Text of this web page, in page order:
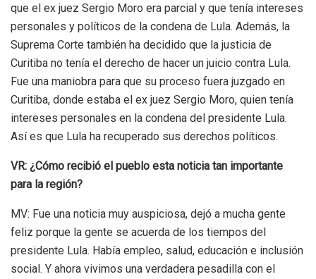
que el ex juez Sergio Moro era parcial y que tenía intereses
personales y políticos de la condena de Lula. Además, la
Suprema Corte también ha decidido que la justicia de
Curitiba no tenía el derecho de hacer un juicio contra Lula.
Fue una maniobra para que su proceso fuera juzgado en
Curitiba, donde estaba el ex juez Sergio Moro, quien tenía
intereses personales en la condena del presidente Lula.
Así es que Lula ha recuperado sus derechos políticos.
VR: ¿Cómo recibió el pueblo esta noticia tan importante
para la región?
MV: Fue una noticia muy auspiciosa, dejó a mucha gente
feliz porque la gente se acuerda de los tiempos del
presidente Lula. Había empleo, salud, educación e inclusión
social. Y ahora vivimos una verdadera pesadilla con el